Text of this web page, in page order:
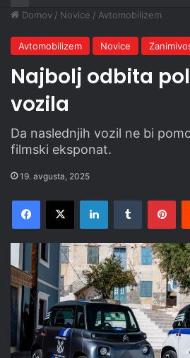
Domov / Novice / Avtomobilizem
Avtomobilizem Novice
Najbolj odbita
vozila
Da naslednjih vozil ne bi
filmski eksponat.
19. avgusta, 2025
Facebook
X LinkedInTumblr